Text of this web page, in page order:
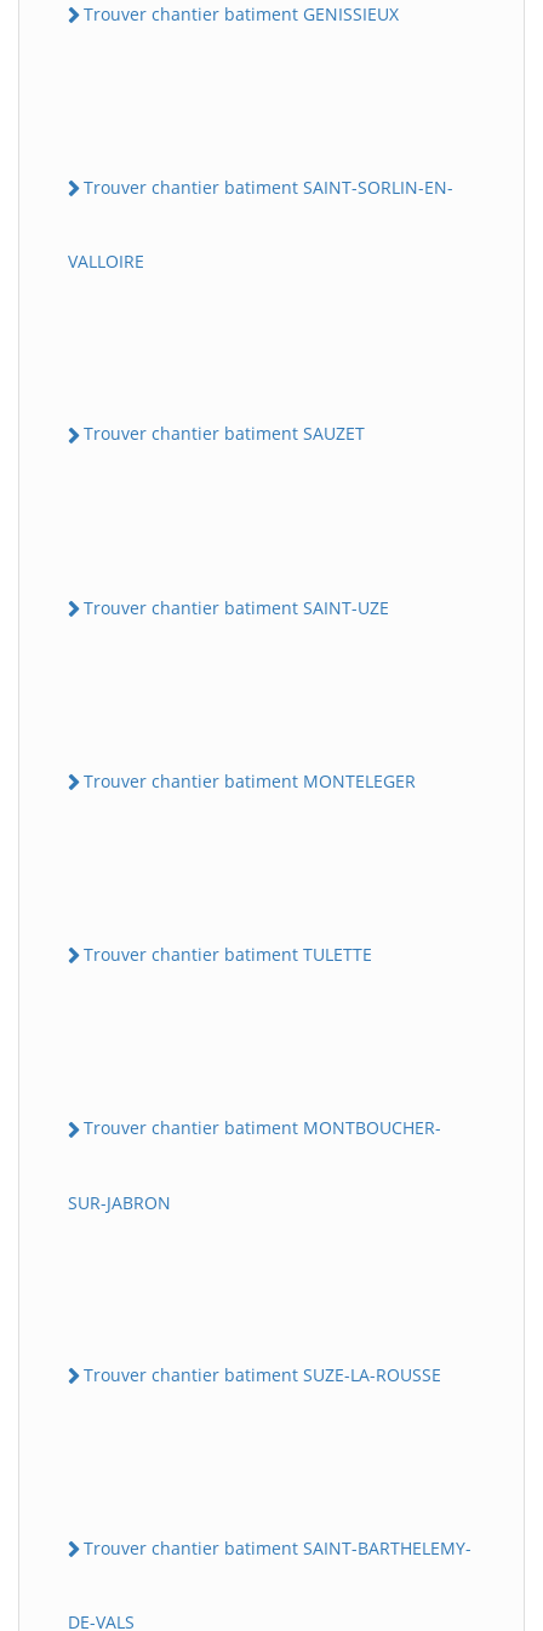
Trouver chantier batiment GENISSIEUX
Trouver chantier batiment SAINT-SORLIN-EN-
VALLOIRE
Trouver chantier batiment SAUZET
Trouver chantier batiment SAINT-UZE
Trouver chantier batiment MONTELEGER
Trouver chantier batiment TULETTE
Trouver chantier batiment MONTBOUCHER-
SUR-JABRON
Trouver chantier batiment SUZE-LA-ROUSSE
Trouver chantier batiment SAINT-BARTHELEMY-
DE-VALS